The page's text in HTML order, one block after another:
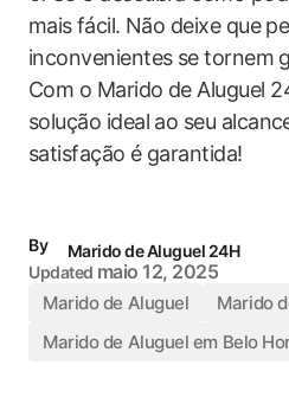
mais ⁣fácil. Não deixe que
inconvenientes se tornem
Com o Marido ‍de Aluguel
solução ideal ao seu
satisfação é garantida!
By
Marido de Aluguel 24H
Updated maio 12, 2025
Marido de Aluguel
Marido
Marido de Aluguel em Belo